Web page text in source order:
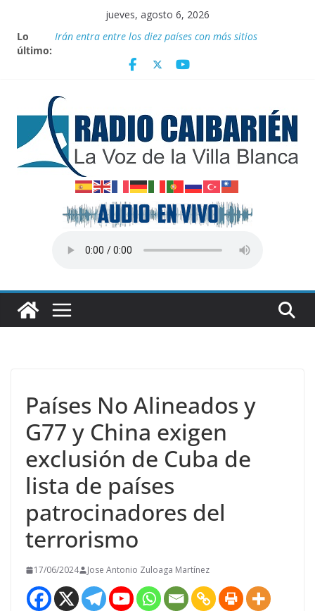
contenido
jueves, agosto 6, 2026
Lo
último:
Irán entra entre los diez países con más sitios
“Aterrizando” los efectos del calor global
medicamentos
Publican nuevas normas para el reordenamiento del
comercio
Transporte: Nuevas facilidades para importar
vehículos e impulsar la movilidad eléctrica en Cuba
Países No Alineados y
G77 y China exigen
exclusión de Cuba de
lista de países
patrocinadores del
terrorismo
17/06/2024 Jose Antonio Zuloaga Martínez